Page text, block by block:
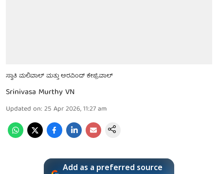
ಸ್ವಾತಿ ಮಲಿವಾಲ್ ಮತ್ತು ಅರವಿಂದ್ ಕೇಜ್ರಿವಾಲ್
Srinivasa Murthy VN
Updated on: 25 Apr 2026, 11:27 am
Add as a preferred source